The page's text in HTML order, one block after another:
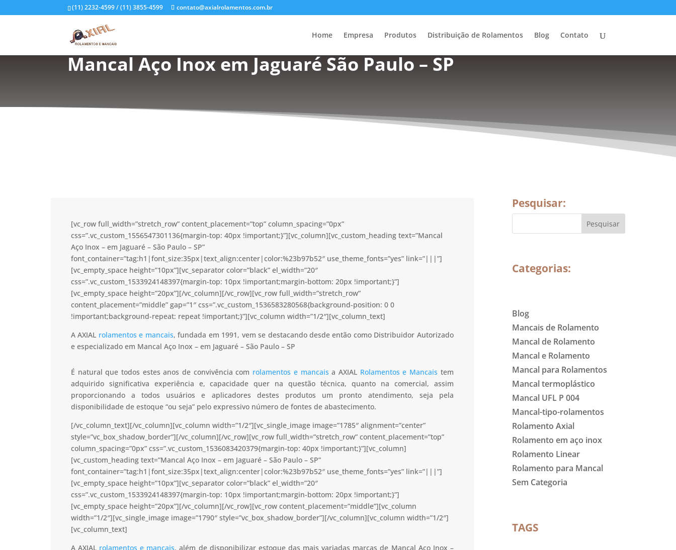
(11) 2232-4599 / (11) 3855-4599 contato@axialrolamentos.com.br
Home Empresa Produtos Distribuição de Rolamentos Blog Contato
Mancal Aço Inox em Jaguaré São Paulo – SP
[vc_row full_width=”stretch_row” content_placement=”top” column_spacing=”0px”
css=”.vc_custom_1556547301136{margin-top: 40px !important;}”][vc_column][vc_custom_heading text=”Mancal
Aço Inox – em Jaguaré – São Paulo – SP”
font_container=”tag:h1|font_size:35px|text_align:center|color:%23b97b52″ use_theme_fonts=”yes” link=”|||”]
[vc_empty_space height=”10px”][vc_separator color=”black” el_width=”20″
css=”.vc_custom_1533924148397{margin-top: 10px !important;margin-bottom: 20px !important;}”]
[vc_empty_space height=”20px”][/vc_column][/vc_row][vc_row full_width=”stretch_row”
content_placement=”middle” gap=”1″ css=”.vc_custom_1536583280568{background-position: 0 0
!important;background-repeat: repeat !important;}”][vc_column width=”1/2″][vc_column_text]
A AXIAL rolamentos e mancais, fundada em 1991, vem se destacando desde então como Distribuidor Autorizado
e especializado em Mancal Aço Inox – em Jaguaré – São Paulo – SP
É natural que todos estes anos de convivência com rolamentos e mancais a AXIAL Rolamentos e Mancais tem
adquirido significativa experiência e, capacidade quer na questão técnica, quanto na comercial, assim
proporcionando a todos usuários e aplicadores destes produtos um pronto atendimento, seja pela
disponibilidade de estoque “ou seja” pelo expressivo número de fontes de abastecimento.
[/vc_column_text][/vc_column][vc_column width=”1/2″][vc_single_image image=”1785″ alignment=”center”
style=”vc_box_shadow_border”][/vc_column][/vc_row][vc_row full_width=”stretch_row” content_placement=”top”
column_spacing=”0px” css=”.vc_custom_1536083420379{margin-top: 40px !important;}”][vc_column]
[vc_custom_heading text=”Mancal Aço Inox – em Jaguaré – São Paulo – SP”
font_container=”tag:h1|font_size:35px|text_align:center|color:%23b97b52″ use_theme_fonts=”yes” link=”|||”]
[vc_empty_space height=”10px”][vc_separator color=”black” el_width=”20″
css=”.vc_custom_1533924148397{margin-top: 10px !important;margin-bottom: 20px !important;}”]
[vc_empty_space height=”20px”][/vc_column][/vc_row][vc_row content_placement=”middle”][vc_column
width=”1/2″][vc_single_image image=”1790″ style=”vc_box_shadow_border”][/vc_column][vc_column width=”1/2″]
[vc_column_text]
A AXIAL rolamentos e mancais, além de disponibilizar estoque das mais variadas marcas de Mancal Aço Inox –
Pesquisar:
Categorias:
Blog
Mancais de Rolamento
Mancal de Rolamento
Mancal e Rolamento
Mancal para Rolamentos
Mancal termoplástico
Mancal UFL P 004
Mancal-tipo-rolamentos
Rolamento Axial
Rolamento em aço inox
Rolamento Linear
Rolamento para Mancal
Sem Categoria
TAGS